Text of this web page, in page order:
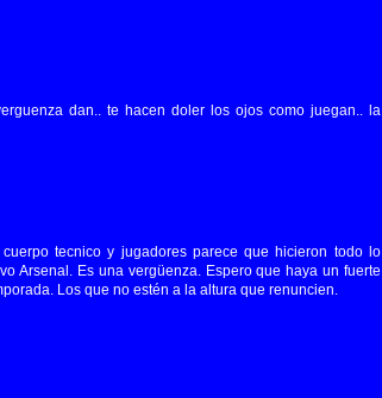
dan.. te hacen doler los ojos como juegan.. la
tecnico y jugadores parece que hicieron todo lo
Arsenal. Es una vergüenza. Espero que haya un fuerte
Los que no estén a la altura que renuncien.